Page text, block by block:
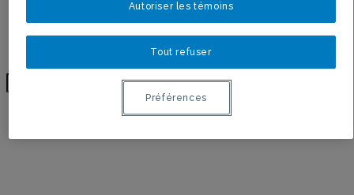
Lauréates des bourses
Postdoctorant·e·s du RéQEF
BLOGUE
Tout refuser
Autoriser les témoins
Préférences